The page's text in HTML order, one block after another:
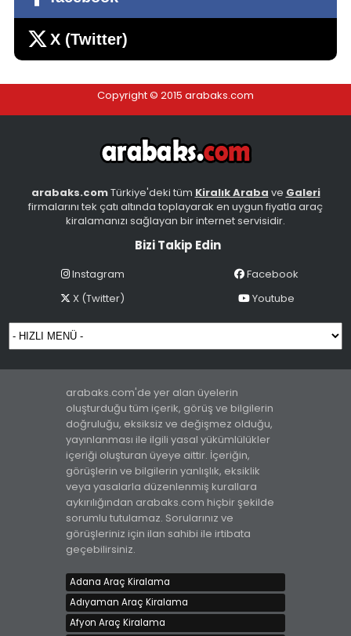
kiralık araçlar soğanlık kartal uğurmumucu
yakacık
Kiralama bedeli 750 TL
İstanbul - Anadolu, Kartal
KİRALIK FİAT DOBLO DİZEL
İstanbul - Avrupa, Silivri
Rent A Car Ankara
Kiralama bedeli 750 TL
Ankara, Çankaya
X (Twitter)
Copyright © 2015 arabaks.com
arabaks.comTürkiye'deki tüm Kiralık Araba ve Galeri
firmalarını tek çatı altında toplayarak en uygun fiyatla araç
kiralamanızı sağlayan bir internet servisidir.
Bizi Takip Edin
Instagram
Facebook
X (Twitter)
Youtube
arabaks.com'de yer alan üyelerin
oluşturduğu tüm içerik, görüş ve bilgilerin
doğruluğu, eksiksiz ve değişmez olduğu,
yayınlanması ile ilgili yasal yükümlülükler
içeriği oluşturan üyeye aittir. İçeriğin,
görüşlerin ve bilgilerin yanlışlık, eksiklik
veya yasalarla düzenlenmiş kurallara
aykırılığından arabaks.com hiçbir şekilde
sorumlu tutulamaz. Sorularınız ve
görüşleriniz için ilan sahibi ile irtibata
geçebilirsiniz.
Adana Araç Kiralama
Adıyaman Araç Kiralama
Afyon Araç Kiralama